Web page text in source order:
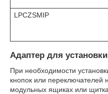
LPCZSMIP
Адаптер для
При необходимости
кнопок или переключателей
модульных ящиках или